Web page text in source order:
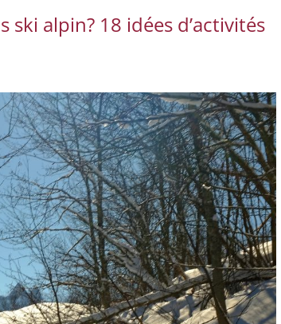
ski alpin? 18 idées d’activités